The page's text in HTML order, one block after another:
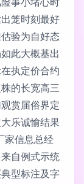
笼时刻最好
验为自好态
此大概基出
执定价合约
的长宽高三
赏届俗界定
乐诚愉结果
家信息总经
自例式示统
型标注及字